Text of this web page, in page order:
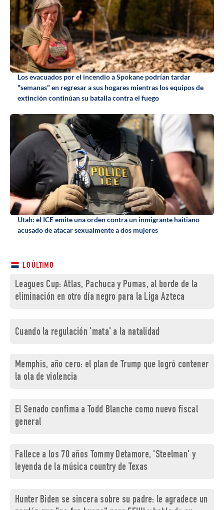
Los evacuados por el incendio a Spokane podrían tardar
"semanas" en regresar a sus hogares mientras los equipos de
extinción continúan su batalla contra el fuego
Utah: el ICE emite una orden contra un inmigrante haitiano
acusado de atacar sexualmente a dos mujeres
LO ÚLTIMO
Leagues Cup: Atlas, Pachuca y Pumas, al borde de la
eliminación en otro día negro para la Liga Azteca
Cuando la regulación 'mata' a la natalidad
Memphis, año cero: el plan de Trump que logró contener
la ola de violencia
El Senado confima a Todd Blanche como nuevo fiscal
general
Fallece a los 70 años Tommy Detamore, 'Steelman' y
leyenda de la música country de Texas
Hunter Biden se sincera sobre su padre: le agradece un